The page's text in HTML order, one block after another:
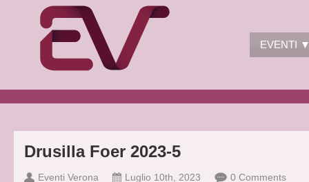
EVENTI
Drusilla Foer 2023-5
Eventi Verona Luglio 10th, 2023 0 Comments